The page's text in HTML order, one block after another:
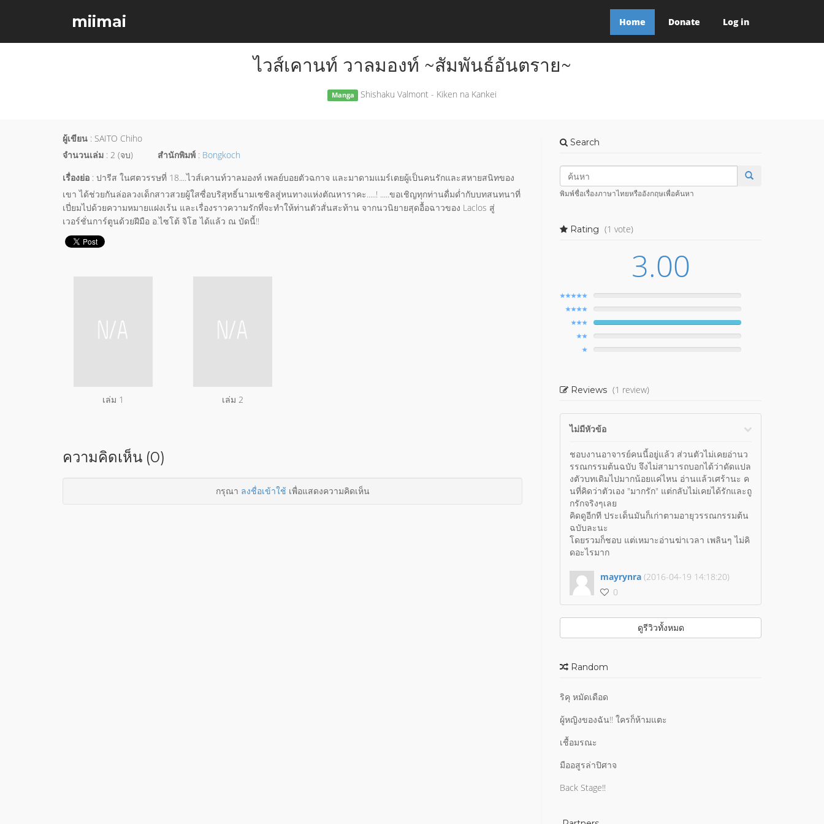
miimai Home Donate Log in
ไวส์เคานท์ วาลมองท์ ~สัมพันธ์อันตราย~
Manga Shishaku Valmont - Kiken na Kankei
ผู้เขียน : SAITO Chiho
จำนวนเล่ม : 2 (จบ) สำนักพิมพ์ : Bongkoch
เรื่องย่อ : ปารีส ในศตวรรษที่ 18....ไวส์เคานท์วาลมองท์ เพลย์บอยตัวฉกาจ และมาดามแมร์เตยผู้เป็นคนรักและสหายสนิทของ
เขา ได้ช่วยกันล่อลวงเด็กสาวสวยผู้ใสซื่อบริสุทธิ์นามเซซิลสู่หนทางแห่งตัณหาราคะ.....! .....ขอเชิญทุกท่านดื่มด่ำกับบทสนทนาที่
เปี่ยมไปด้วยความหมายแฝงเร้น และเรื่องราวความรักที่จะทำให้ท่านตัวสั่นสะท้าน จากนวนิยายสุดอื้อฉาวของ Laclos สู่
เวอร์ชั่นการ์ตูนด้วยฝีมือ อ.ไซโต้ จิโฮ ได้แล้ว ณ บัดนี้!!
เล่ม 1 เล่ม 2
ความคิดเห็น (0)
กรุณา ลงชื่อเข้าใช้เพื่อแสดงความคิดเห็น
Search
พิมพ์ชื่อเรื่องภาษาไทยหรืออังกฤษเพื่อค้นหา
Rating (1 vote)
3.00
Reviews (1 review)
ไม่มีหัวข้อ
ชอบงานอาจารย์คนนี้อยู่แล้ว ส่วนตัวไม่เคยอ่านว
รรณกรรมต้นฉบับ จึงไม่สามารถบอกได้ว่าดัดแปล
งตัวบทเดิมไปมากน้อยแค่ไหน อ่านแล้วเศร้านะ ค
นที่คิดว่าตัวเอง "มากรัก" แต่กลับไม่เคยได้รักและถู
กรักจริงๆเลย
คิดดูอีกที ประเด็นมันก็เก่าตามอายุวรรณกรรมต้น
ฉบับละนะ
โดยรวมก็ชอบ แต่เหมาะอ่านฆ่าเวลา เพลินๆ ไม่คิ
ดอะไรมาก
mayrynra (2016-04-19 14:18:20)
0
ดูรีวิวทั้งหมด
Random
ริคุ หมัดเดือด
ผู้หญิงของฉัน!! ใครก็ห้ามแตะ
เชื้อมรณะ
มืออสูรล่าปิศาจ
Back Stage!!